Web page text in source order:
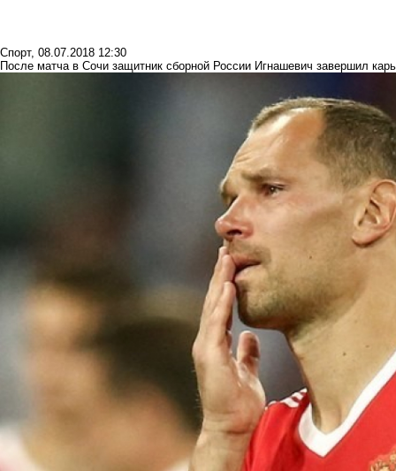
Спорт, 08.07.2018 12:30
После матча в Сочи защитник сборной России Игнашевич завершил